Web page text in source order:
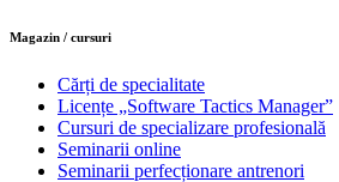
Magazin / cursuri
Cărți de specialitate
Licențe „Software Tactics Manager”
Cursuri de specializare profesională
Seminarii online
Seminarii perfecționare antrenori